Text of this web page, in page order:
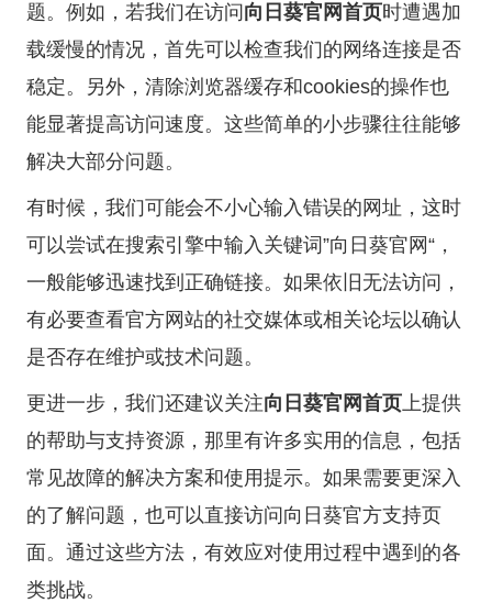
题。例如，若我们在访问 向日葵官网首页时遭遇加
载缓慢的情况，首先可以检查我们的网络连接是否
稳定。另外，清除浏览器缓存和cookies的操作也
能显著提高访问速度。这些简单的小步骤往往能够
解决大部分问题。
有时候，我们可能会不小心输入错误的网址，这时
可以尝试在搜索引擎中输入关键词”向日葵官网 “，
一般能够迅速找到正确链接。如果依旧无法访问，
有必要查看官方网站的社交媒体或相关论坛以确认
是否存在维护或技术问题。
更进一步，我们还建议关注向日葵官网首页上提供
的帮助与支持资源，那里有许多实用的信息，包括
常见故障的解决方案和使用提示。如果需要更深入
的了解问题，也可以直接访问向日葵官方支持页
面。通过这些方法，有效应对使用过程中遇到的各
类挑战。